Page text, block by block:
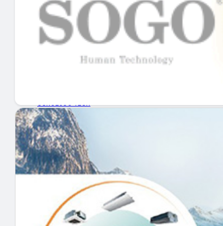
INICIO
EMPRESAS
GUÍA DE COMPRA
MERCADOS Y TENDENCIAS
EVENTOS
HEMEROTECA